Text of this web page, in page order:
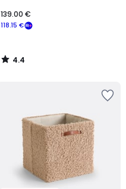
118.15 €
139.00 €
4.4
/